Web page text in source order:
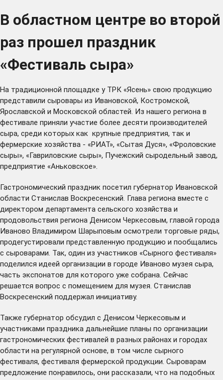
В областном центре во второй
раз прошел праздник
«Фестиваль сыра»
На традиционной площадке у ТРК «Ясень» свою продукцию
представили сыровары из Ивановской, Костромской,
Ярославской и Московской областей. Из нашего региона в
фестивале приняли участие более десяти производителей
сыра, среди которых как крупные предприятия, так и
фермерские хозяйства - «РИАТ», «Сытая Дуся», «Фроловские
сыры», «Гавриловские сыры», Пучежский сыродельный завод,
предприятие «Аньковское».
Гастрономический праздник посетил губернатор Ивановской
области Станислав Воскресенский. Глава региона вместе с
директором департамента сельского хозяйства и
продовольствия региона Денисом Черкесовым, главой города
Иваново Владимиром Шарыповым осмотрели торговые ряды,
продегустировали представленную продукцию и пообщались
с сыроварами. Так, один из участников «Сырного фестиваля»
поделился идеей организации в городе Иваново музея сыра,
часть экспонатов для которого уже собрана. Сейчас
решается вопрос с помещением для музея. Станислав
Воскресенский поддержал инициативу.
Также губернатор обсудил с Денисом Черкесовым и
участниками праздника дальнейшие планы по организации
гастрономических фестивалей в разных районах и городах
области на регулярной основе, в том числе сырного
фестиваля, фестиваля фермерской продукции. Сыроварам
предложение понравилось, они рассказали, что на подобных